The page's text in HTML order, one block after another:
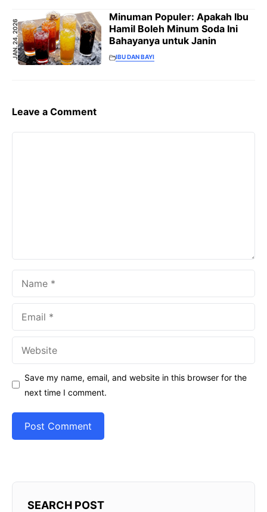
JAN. 24, 2026
Minuman Populer: Apakah Ibu
Hamil Boleh Minum Soda Ini
Bahayanya untuk Janin
IBU DAN BAYI
Leave a Comment
Save my name, email, and website in this browser for the
next time I comment.
SEARCH POST